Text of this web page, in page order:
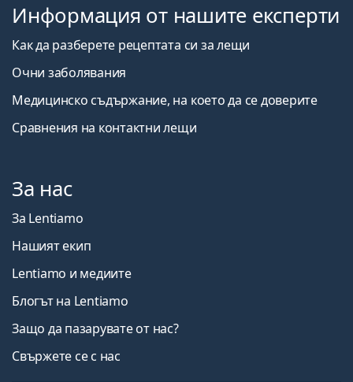
Информация от нашите експерти
Как да разберете рецептата си за лещи
Очни заболявания
Медицинско съдържание, на което да се доверите
Сравнения на контактни лещи
За нас
За Lentiamo
Нашият екип
Lentiamo и медиите
Блогът на Lentiamo
Защо да пазарувате от нас?
Свържете се с нас